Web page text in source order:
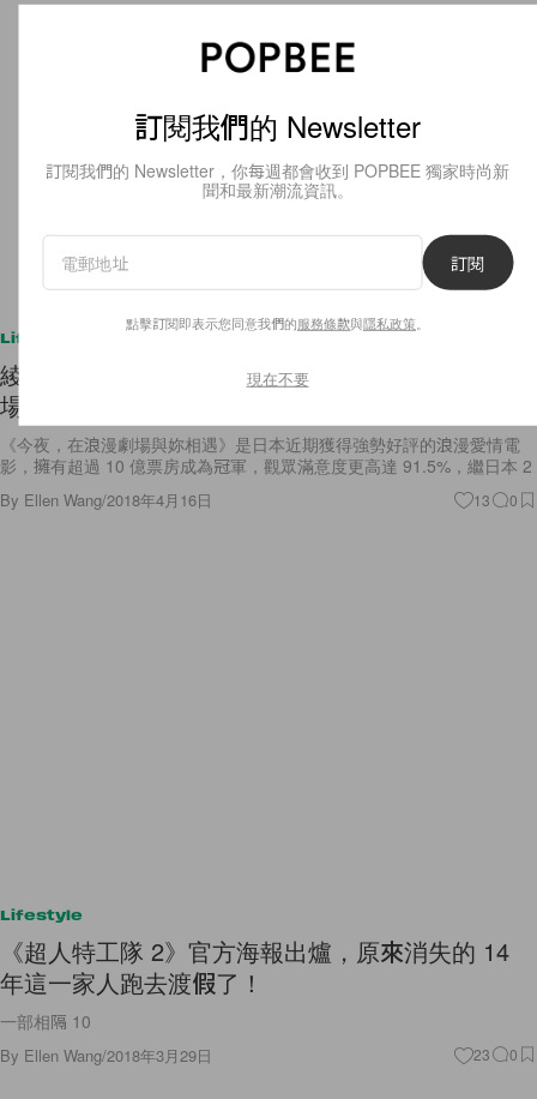
Lifestyle
綾瀨遙 x 坂口健太郎主演的《今夜，在浪漫劇
場》，終於要在台灣正式上映！
《今夜，在浪漫劇場與妳相遇》是日本近期獲得強勢好評的浪漫愛情電
影，擁有超過 10 億票房成為冠軍，觀眾滿意度更高達 91.5%，繼日本 2
By Ellen Wang/2018年4月16日 13 0
Lifestyle
《超人特工隊 2》官方海報出爐，原來消失的 14
年這一家人跑去渡假了！
一部相隔 10
By Ellen Wang/2018年3月29日 23 0
訂閱我們的 Newsletter
訂閱我們的 Newsletter，你每週都會收到 POPBEE 獨家時尚新
聞和最新潮流資訊。
訂閱
點擊訂閱即表示您同意我們的服務條款與隱私政策
現在不要